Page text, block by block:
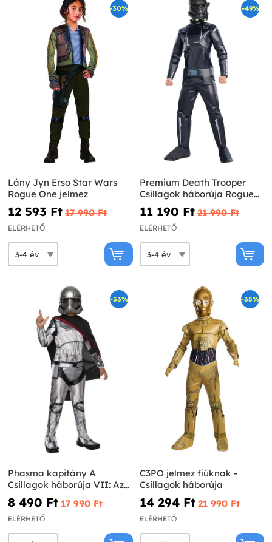
-30%
Lány Jyn Erso Star Wars
Rogue One jelmez
12 593 Ft‎ 17 990 Ft‎
ELÉRHETŐ
-49%
Premium Death Trooper
Csillagok háborúja Rogue
egy gyermek jelmez
11 190 Ft‎ 21 990 Ft‎
ELÉRHETŐ
-53%
Phasma kapitány A
Csillagok háborúja VII: Az
ébredő Erő jelmez
lányoknak
8 490 Ft‎ 17 990 Ft‎
ELÉRHETŐ
-35%
C3PO jelmez fiúknak -
Csillagok háborúja
14 294 Ft‎ 21 990 Ft‎
ELÉRHETŐ